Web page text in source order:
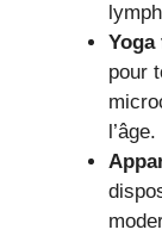
Yoga
pour
l’âge.